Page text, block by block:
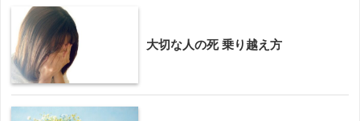
大切な人の死 乗り越え方